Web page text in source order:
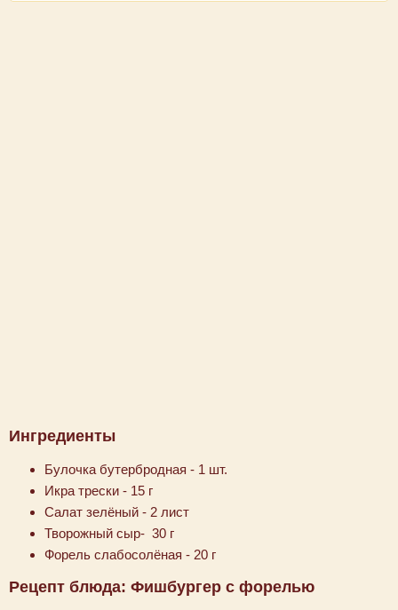
Ингредиенты
Булочка бутербродная - 1 шт.
Икра трески - 15 г
Салат зелёный - 2 лист
Творожный сыр- 30 г
Форель слабосолёная - 20 г
Рецепт блюда: Фишбургер с форелью